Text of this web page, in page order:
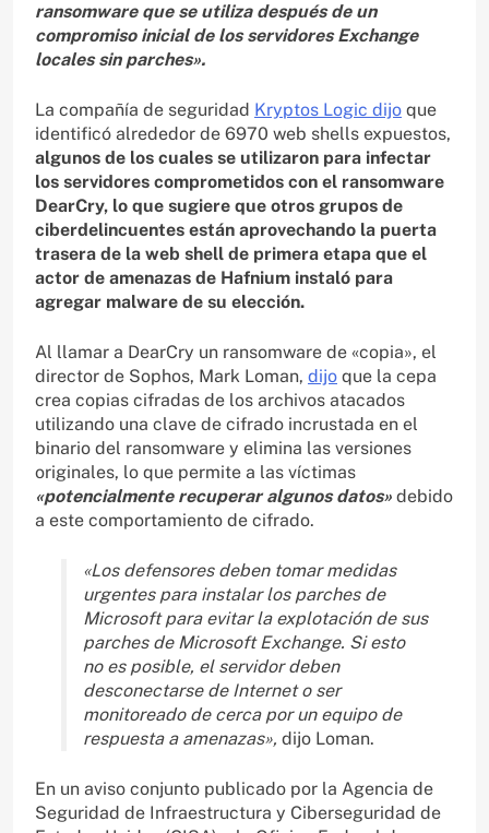
ransomware que se utiliza después de un
compromiso inicial de los servidores Exchange
locales sin parches».
La compañía de seguridad Kryptos Logic dijo que
identificó alrededor de 6970 web shells expuestos,
algunos de los cuales se utilizaron para infectar
los servidores comprometidos con el ransomware
DearCry, lo que sugiere que otros grupos de
ciberdelincuentes están aprovechando la puerta
trasera de la web shell de primera etapa que el
actor de amenazas de Hafnium instaló para
agregar malware de su elección.
Al llamar a DearCry un ransomware de «copia», el
director de Sophos, Mark Loman, dijo que la cepa
crea copias cifradas de los archivos atacados
utilizando una clave de cifrado incrustada en el
binario del ransomware y elimina las versiones
originales, lo que permite a las víctimas
«potencialmente recuperar algunos datos» debido
a este comportamiento de cifrado.
«Los defensores deben tomar medidas
urgentes para instalar los parches de
Microsoft para evitar la explotación de sus
parches de Microsoft Exchange. Si esto
no es posible, el servidor deben
desconectarse de Internet o ser
monitoreado de cerca por un equipo de
respuesta a amenazas», dijo Loman.
En un aviso conjunto publicado por la Agencia de
Seguridad de Infraestructura y Ciberseguridad de